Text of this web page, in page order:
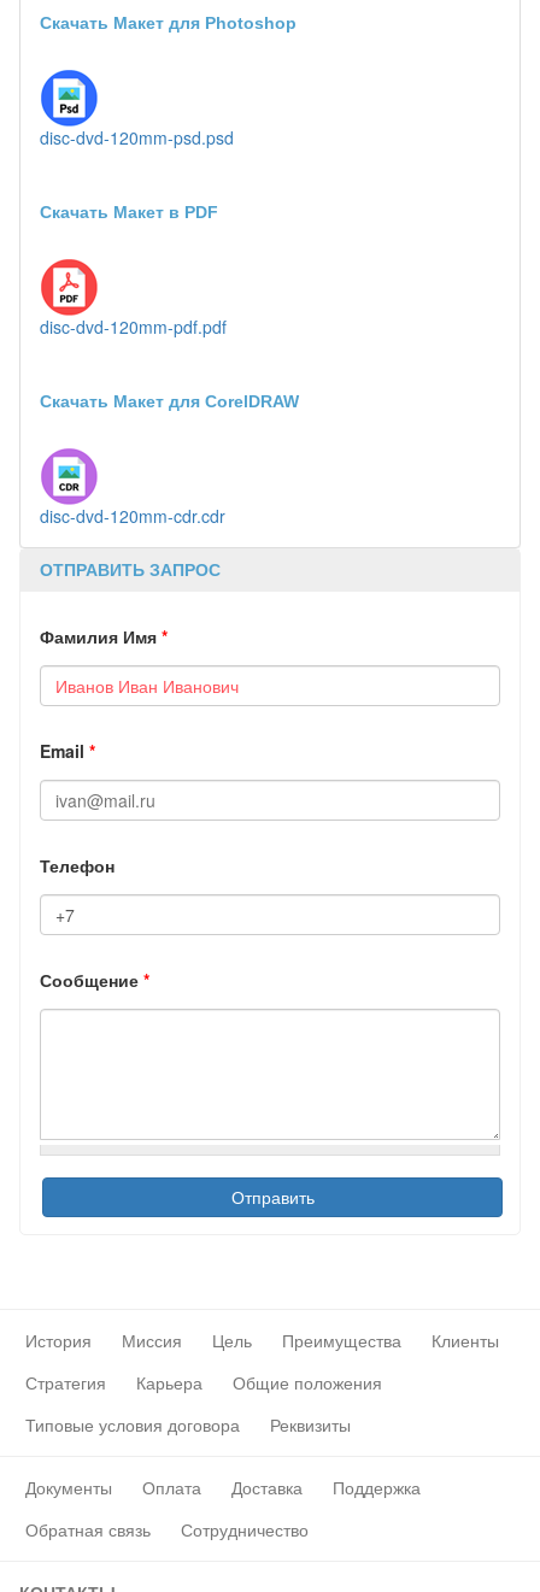
Скачать Макет для Photoshop
disc-dvd-120mm-psd.psd
Скачать Макет в PDF
disc-dvd-120mm-pdf.pdf
Скачать Макет для CorelDRAW
disc-dvd-120mm-cdr.cdr
ОТПРАВИТЬ ЗАПРОС
Фамилия Имя *
Email *
Телефон
Сообщение *
История Миссия Цель Преимущества
Клиенты
Стратегия
Карьера
Общие положения
Типовые условия договора
Реквизиты
Документы Оплата Доставка
Поддержка
Обратная связь
Сотрудничество